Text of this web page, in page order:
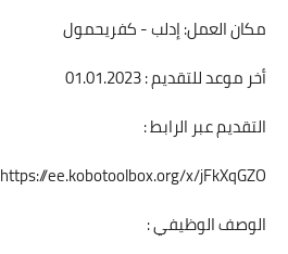
مكان العمل: إدلب - كفريحمول
أخر موعد للتقديم : 01.01.2023
التقديم عبر الرابط :
https://ee.kobotoolbox.org/x/jFkXqGZO
الوصف الوظيفي :